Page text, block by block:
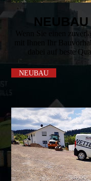
Wenn Sie einen
mit Ihnen Ihr
dabei auf beste
NEUBAU